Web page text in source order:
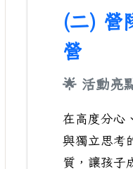
(二) 營
營
🌟 活動亮
在高度分心
與獨立思考
質，讓孩子